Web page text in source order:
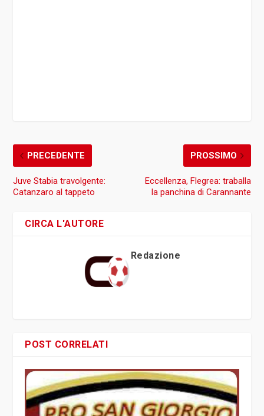
PRECEDENTE
Juve Stabia travolgente:
Catanzaro al tappeto
PROSSIMO
Eccellenza, Flegrea: traballa
la panchina di Carannante
CIRCA L'AUTORE
Redazione
POST CORRELATI